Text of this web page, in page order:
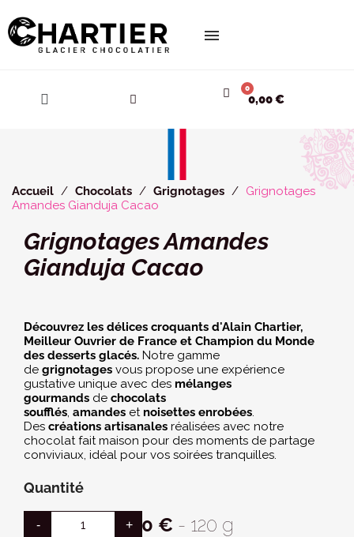
0,00 €
Accueil Chocolats Grignotages
Grignotages
Amandes Gianduja Cacao
Grignotages Amandes
Gianduja Cacao
Découvrez les délices croquants d'Alain Chartier,
Meilleur Ouvrier de France et Champion du Monde
des desserts glacés. Notre gamme
de grignotages vous propose une expérience
gustative unique avec des mélanges
gourmands de chocolats
soufflés, amandes et noisettes enrobées.
Des créations artisanales réalisées avec notre
chocolat fait maison pour des moments de partage
conviviaux, idéal pour vos soirées tranquilles.
Quantité
8,30 € - 120 g